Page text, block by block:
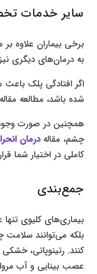
سایر خدمات
برخی بیماران علاوه
به درمان‌های دیگری
اگر افتادگی پلک
شده باشد، مطالعه
همچنین در صورت
چشم، مقالهدرمان
کاملی در اختیار شما
جمع‌بندی
بیماری‌های کلیوی تنها
بلکه می‌توانند سلامت
کنند. رتینوپاتی،
عصب بینایی و آب